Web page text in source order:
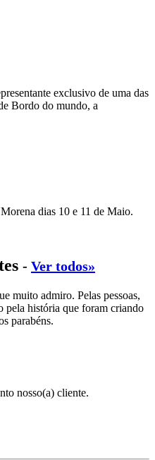
exclusivo de uma das
Bordo do mundo, a
dias 10 e 11 de Maio.
- Ver todos»
muito admiro. Pelas pessoas,
pela história que foram criando
parabéns.
nosso(a) cliente.